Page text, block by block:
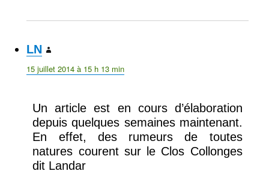
LN
15 juillet 2014 à 15 h 13 min
Un article est en cours d’élaboration
depuis quelques semaines maintenant.
En effet, des rumeurs de toutes
natures courent sur le Clos Collonges
dit Landar